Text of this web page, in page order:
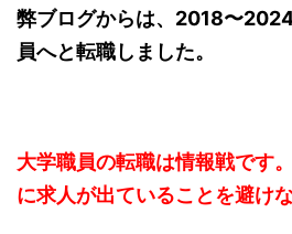
弊ブログからは、2018〜
員へと転職しました。
大学職員の転職は情報戦です
に求人が出ていることを避け